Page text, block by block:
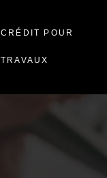
CRÉDIT POUR
TRAVAUX